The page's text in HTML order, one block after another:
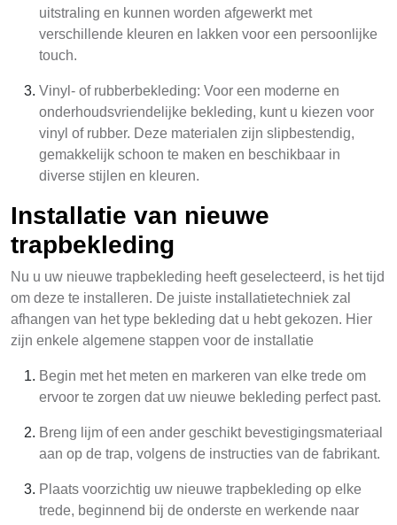
uitstraling en kunnen worden afgewerkt met
verschillende kleuren en lakken voor een persoonlijke
touch.
Vinyl- of rubberbekleding: Voor een moderne en
onderhoudsvriendelijke bekleding, kunt u kiezen voor
vinyl of rubber. Deze materialen zijn slipbestendig,
gemakkelijk schoon te maken en beschikbaar in
diverse stijlen en kleuren.
Installatie van nieuwe
trapbekleding
Nu u uw nieuwe trapbekleding heeft geselecteerd, is het tijd
om deze te installeren. De juiste installatietechniek zal
afhangen van het type bekleding dat u hebt gekozen. Hier
zijn enkele algemene stappen voor de installatie
Begin met het meten en markeren van elke trede om
ervoor te zorgen dat uw nieuwe bekleding perfect past.
Breng lijm of een ander geschikt bevestigingsmateriaal
aan op de trap, volgens de instructies van de fabrikant.
Plaats voorzichtig uw nieuwe trapbekleding op elke
trede, beginnend bij de onderste en werkende naar